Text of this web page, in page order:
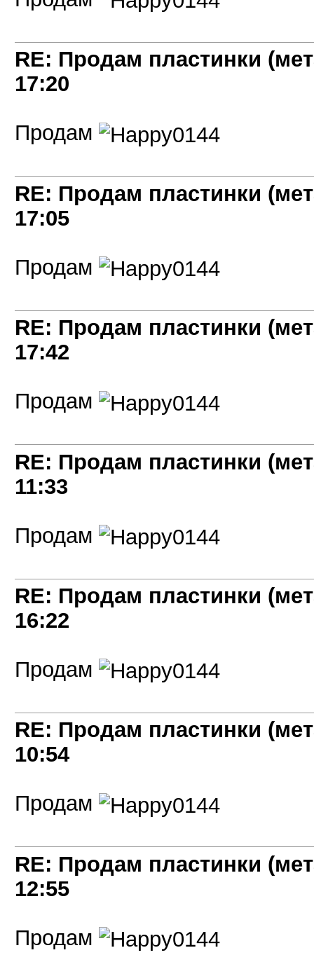
RE: Продам пластинки
17:20
Продам
RE: Продам пластинки
17:05
Продам
RE: Продам пластинки
17:42
Продам
RE: Продам пластинки
11:33
Продам
RE: Продам пластинки
16:22
Продам
RE: Продам пластинки
10:54
Продам
RE: Продам пластинки
12:55
Продам